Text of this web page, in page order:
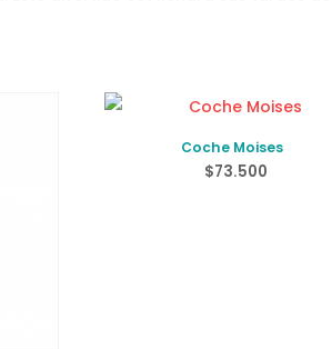
Coche Moises
$73.500